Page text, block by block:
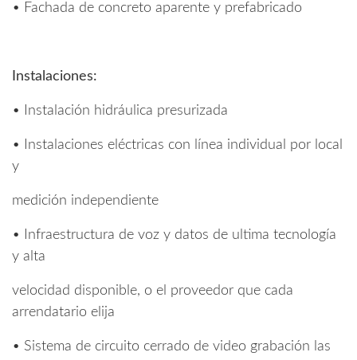
• Fachada de concreto aparente y prefabricado
Instalaciones:
• Instalación hidráulica presurizada
• Instalaciones eléctricas con línea individual por local
y
medición independiente
• Infraestructura de voz y datos de ultima tecnología
y alta
velocidad disponible, o el proveedor que cada
arrendatario elija
• Sistema de circuito cerrado de video grabación las